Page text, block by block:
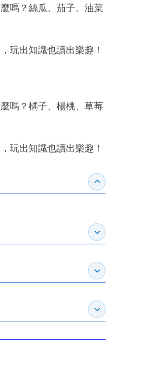
嗎？絲瓜、茄子、油菜
玩出知識也讀出樂趣！
嗎？橘子、楊桃、草莓
玩出知識也讀出樂趣！
收合得獎紀錄
展開作家介紹
展開推薦專區
展開訂購須知